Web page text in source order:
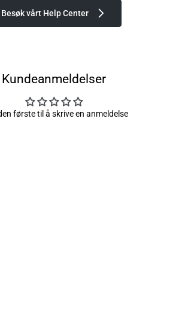
Besøk vårt Help Center
Kundeanmeldelser
første til å skrive en anmeldelse